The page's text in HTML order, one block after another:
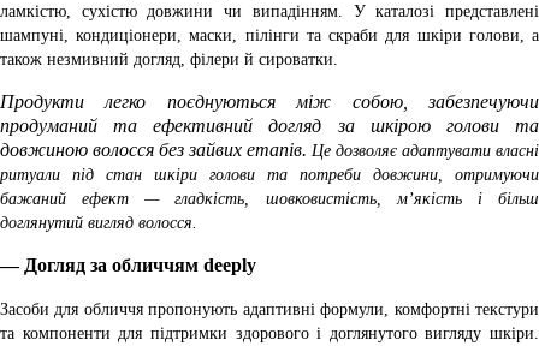
ламкістю, сухістю довжини чи випадінням. У каталозі представлені
шампуні, кондиціонери, маски, пілінги та скраби для шкіри голови, а
також незмивний догляд, філери й сироватки.
Продукти легко поєднуються між собою, забезпечуючи
продуманий та ефективний догляд за шкірою голови та
довжиною волосся без зайвих етапів. Це дозволяє адаптувати власні
ритуали під стан шкіри голови та потреби довжини, отримуючи
бажаний ефект — гладкість, шовковистість, м’якість і більш
доглянутий вигляд волосся.
— Догляд за обличчям deeply
Засоби для обличчя пропонують адаптивні формули, комфортні текстури
та компоненти для підтримки здорового і доглянутого вигляду шкіри.